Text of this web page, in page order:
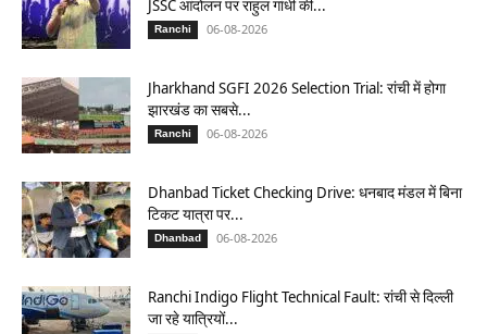
JSSC आंदोलन पर राहुल गांधी की...
Ranchi 06-08-2026
Jharkhand SGFI 2026 Selection Trial: रांची में होगा
झारखंड का सबसे...
Ranchi 06-08-2026
Dhanbad Ticket Checking Drive: धनबाद मंडल में बिना
टिकट यात्रा पर...
Dhanbad 06-08-2026
Ranchi Indigo Flight Technical Fault: रांची से दिल्ली
जा रहे यात्रियों...